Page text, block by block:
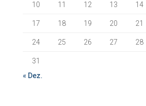
10 11 12 13 14
17 18 19 20 21
24 25 26 27 28
31
« Dez.